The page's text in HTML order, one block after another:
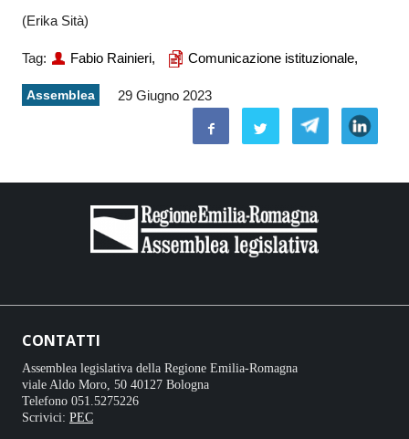
(Erika Sità)
Tag: Fabio Rainieri, Comunicazione istituzionale,
Assemblea 29 Giugno 2023
CONTATTI
Assemblea legislativa della Regione Emilia-Romagna
viale Aldo Moro, 50 40127 Bologna
Telefono 051.5275226
Scrivici: PEC